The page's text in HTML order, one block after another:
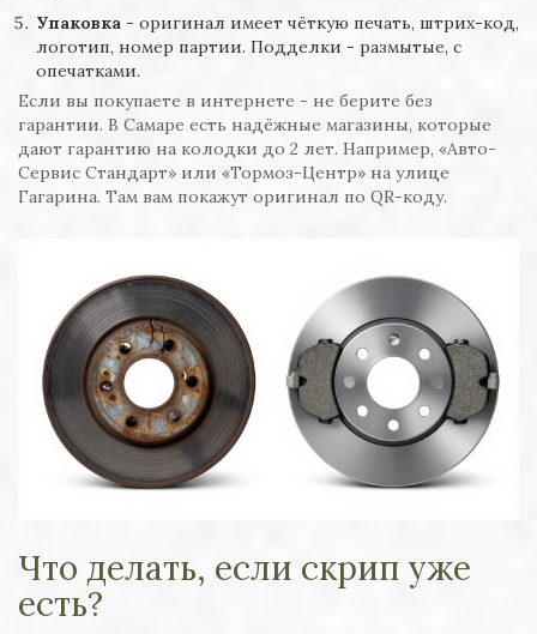
Упаковка - оригинал имеет чёткую печать, штрих-код,
логотип, номер партии. Подделки - размытые, с
опечатками.
Если вы покупаете в интернете - не берите без
гарантии. В Самаре есть надёжные магазины, которые
дают гарантию на колодки до 2 лет. Например, «Авто-
Сервис Стандарт» или «Тормоз-Центр» на улице
Гагарина. Там вам покажут оригинал по QR-коду.
Что делать, если скрип уже
есть?